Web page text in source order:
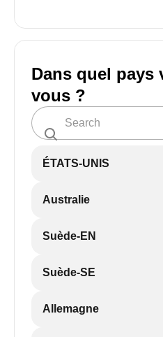
Dans quel pays
vous ?
ÉTATS-UNIS
Australie
Suède-EN
Suède-SE
Allemagne